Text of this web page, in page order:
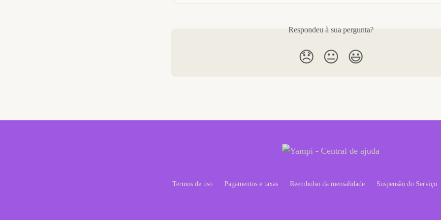
Respondeu à sua pergunta?
😞 😐 😃
Termos de uso Pagamentos e taxas Reembolso da mensalidade Suspensão do Serviço